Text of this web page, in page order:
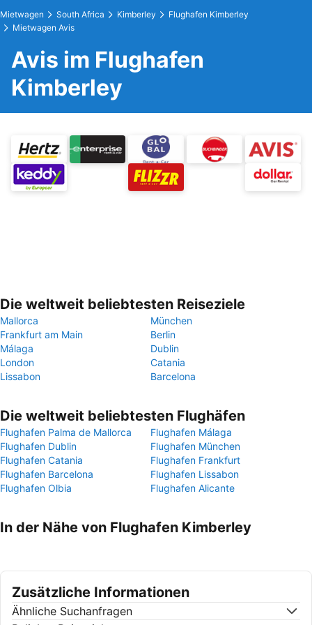
Mietwagen South Africa Kimberley
Flughafen Kimberley
Mietwagen Avis
Avis im Flughafen
Kimberley
Die weltweit beliebtesten Reiseziele
Mallorca
München
Frankfurt am Main
Berlin
Málaga
Dublin
London
Catania
Lissabon
Barcelona
Die weltweit beliebtesten Flughäfen
Flughafen Palma de Mallorca
Flughafen Málaga
Flughafen Dublin
Flughafen München
Flughafen Catania
Flughafen Frankfurt
Flughafen Barcelona
Flughafen Lissabon
Flughafen Olbia
Flughafen Alicante
In der Nähe von Flughafen Kimberley
Zusätzliche Informationen
Ähnliche Suchanfragen